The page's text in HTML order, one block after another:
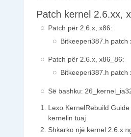
Patch kernel 2.6.xx,
Patch për 2.6.x, x86:
Bitkeeperi387.h patch
Patch për 2.6.x, x86_86:
Bitkeeperi387.h patch
Së bashku:
Lexo KernelRebuild
kernelin tuaj
Shkarko një kernel 2.6.x